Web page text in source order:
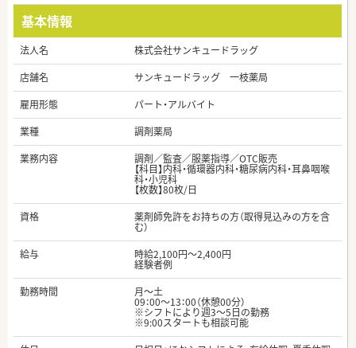
基本情報
法人名
株式会社サンキュードラッグ
店舗名
サンキュードラッグ 一枝薬局
雇用形態
パート・アルバイト
業種
調剤薬局
業務内容
調剤／監査／服薬指導／OTC販売
【科目】内科・循環器内科・糖尿病内科・耳鼻咽喉
科・小児科
【枚数】80枚/日
資格
薬剤師免許をお持ちの方（取得見込みの方を含
む）
給与
時給2,100円～2,400円
経験者例
勤務時間
月～土
09：00～13：00（休憩00分）
※シフトにより週3～5日の勤務
※9:00スタートも相談可能